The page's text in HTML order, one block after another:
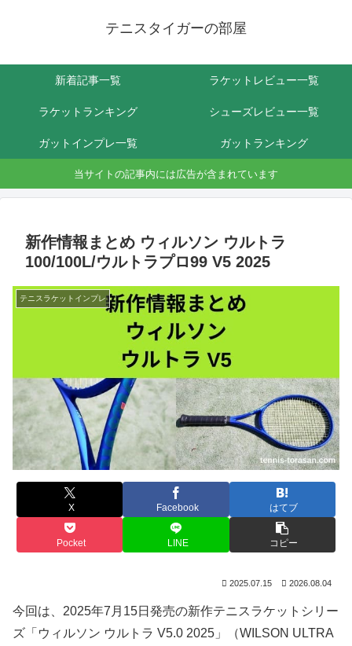
テニスタイガーの部屋
新着記事一覧 ラケットレビュー一覧
ラケットランキング シューズレビュー一覧
ガットインプレ一覧 ガットランキング
当サイトの記事内には広告が含まれています
新作情報まとめ ウィルソン ウルトラ
100/100L/ウルトラプロ99 V5 2025
テニスラケットインプレ
X Facebook はてブ
Pocket LINE コピー
2025.07.15 2026.08.04
今回は、2025年7月15日発売の新作テニスラケットシリー
ズ「ウィルソン ウルトラ V5.0 2025」（WILSON ULTRA